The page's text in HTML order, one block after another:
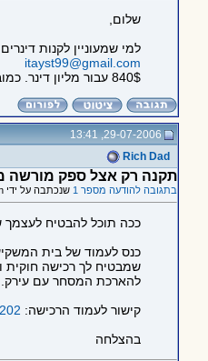
שלום,
למי שמעוניין לקנות
itayst99@gmail.com
840$ עבור מליון דינר. כמובן הנחות על כמות.
29-07-2006, 13:41
Rich Dad
תקנה רק אצל ספק מורשה
בתגובה להודעה מספר 1 שנכתבה על ידי Professor Einstein שמתחילה ב "מאיפה ניתן לקנות דינר עירקי?"
ככה תוכל להבטיח לעצמך
להארכת המסחר עם עירק.
קישור לעמוד הרכישה:
בהצלחה